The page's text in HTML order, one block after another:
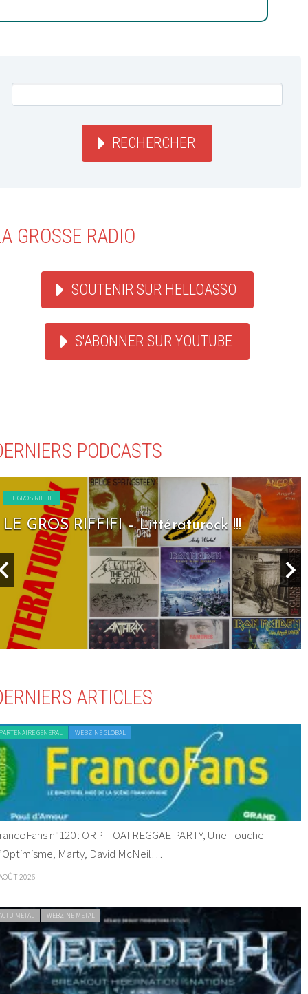
RECHERCHER
GROSSE RADIO
SOUTENIR SUR HELLOASSO
S'ABONNER SUR YOUTUBE
PODCASTS
LE GROS RIFFIFI
LE GROS RIFFIFI – Seven Days
ARTICLES
GENERAL WEBZINE GLOBAL
n°120 : ORP – OAI REGGAE PARTY, Une Touche
Marty, David McNeil…
2026
METAL WEBZINE METAL